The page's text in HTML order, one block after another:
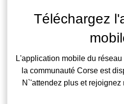
Téléchargez
L'application mobile du
la communauté Corse est
N`'attendez plus et rejoignez